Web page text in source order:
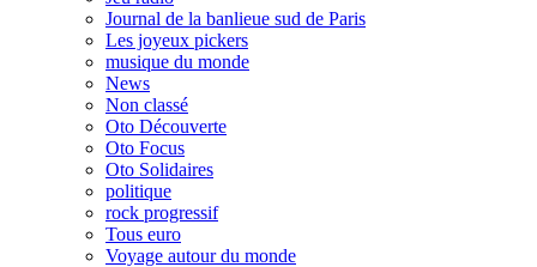
Journal de la banlieue sud de Paris
Les joyeux pickers
musique du monde
News
Non classé
Oto Découverte
Oto Focus
Oto Solidaires
politique
rock progressif
Tous euro
Voyage autour du monde